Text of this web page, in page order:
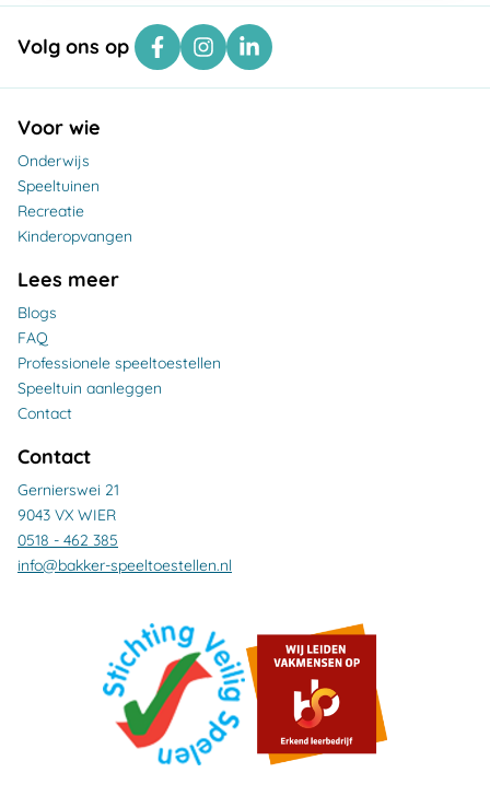
Volg ons op
Voor wie
Onderwijs
Speeltuinen
Recreatie
Kinderopvangen
Lees meer
Blogs
FAQ
Professionele speeltoestellen
Speeltuin aanleggen
Contact
Contact
Gernierswei 21
9043 VX WIER
0518 - 462 385
info@bakker-speeltoestellen.nl